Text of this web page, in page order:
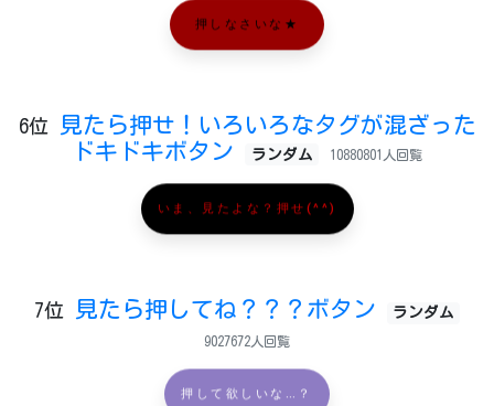
押しなさいな★
6位
見たら押せ！いろいろなタグが混ざった
ドキドキボタン
ランダム 10880801人回覧
いま、見たよな？押せ(^^)
7位 見たら押してね？？？ボタン ランダム
9027672人回覧
押して欲しいな…？